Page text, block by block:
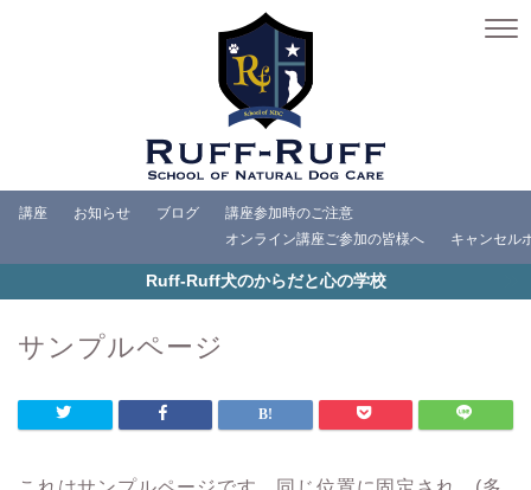
講座 お知らせ ブログ
講座参加時のご注意
オンライン講座ご参加の皆様へ
キャンセル
Ruff-Ruff犬のからだと心の学校
サンプルページ